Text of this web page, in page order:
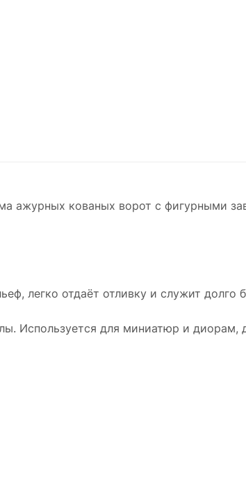
ажурных кованых ворот с фигурными
легко отдаёт отливку и служит долго
Используется для миниатюр и диорам,